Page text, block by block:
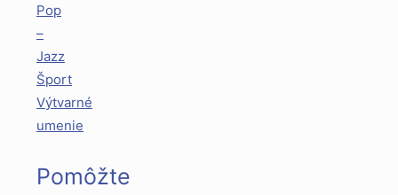
Pop
–
Jazz
Šport
Výtvarné
umenie
Pomôžte